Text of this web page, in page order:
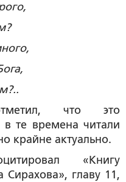
что это
в те времена читали
крайне актуально.
«Книгу
Сирахова», главу 11,